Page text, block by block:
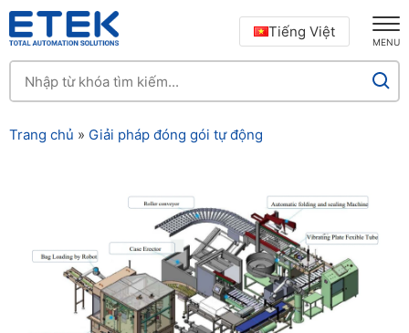
Tiếng Việt
MENU
Trang chủ » Giải pháp đóng gói tự động